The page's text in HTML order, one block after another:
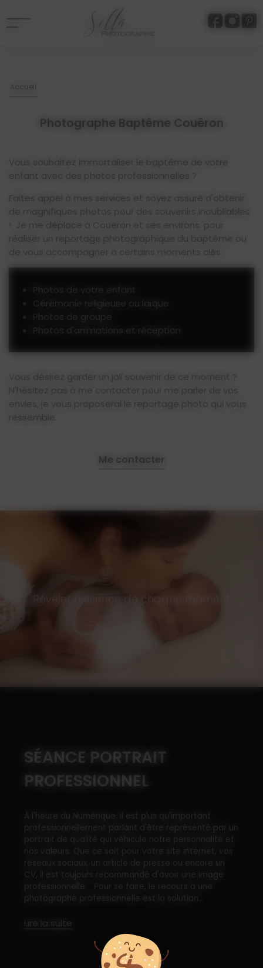
Accueil
Photographe Baptême Couëron
Vous souhaitez immortaliser le baptême de votre
Faites appel à mes services et soyez assuré d'obtenir
de magnifiques photos pour des souvenirs inoubliables
réaliser un reportage photographique du baptême ou
Photos de votre enfant
Cérémonie religieuse ou laïque
Photos d'animations et réception
Vous désirez garder un joli souvenir de ce moment ?
N'hésitez pas à me contacter pour me parler de vos
envies, je vous proposerai le reportage photo qui vous
Me contacter
Révéler l'essence de chaque moment
SÉANCE PORTRAIT
PROFESSIONNEL
À l'heure du Numérique, il est plus qu'important
professionnellement parlant d'être représenté par un
Lire la suite